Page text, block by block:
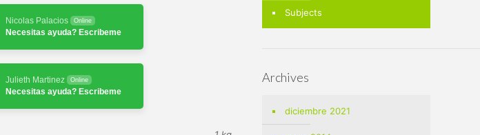
Nicolas Palacios Online
Necesitas ayuda? Escribeme
Julieth Martinez Online
Necesitas ayuda? Escribeme
Subjects
Archives
diciembre 2021